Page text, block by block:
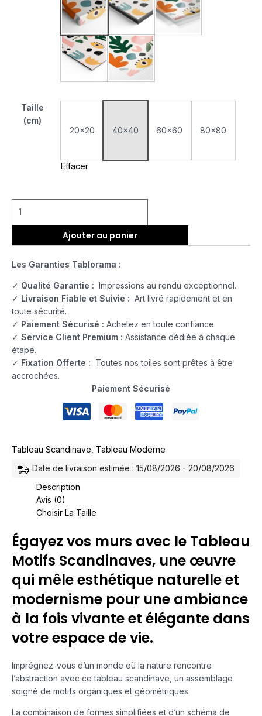
Tableau Monté Sur Châssis
Tableau Cadre Flottant
Tableau Plexiglas
Tableau AluminiumPoster sur Papier Photo
Taille
(cm)
20x20
40x40 60x60 80x80
Effacer
Ajouter au panier
Les Garanties Tablorama :
✓ Qualité Garantie : Impressions au rendu exceptionnel.
✓ Livraison Fiable et Suivie : Art livré rapidement et en
toute sécurité.
✓ Paiement Sécurisé : Achetez en toute confiance.
✓ Service Client Premium : Assistance dédiée à chaque
étape.
✓ Fixation Offerte : Toutes nos toiles sont prêtes à être
accrochées.
Paiement Sécurisé
Tableau Scandinave Tableau Moderne
Date de livraison estimée : 15/08/2026 - 20/08/2026
Description
Avis (0)
Choisir La Taille
Égayez vos murs avec le Tableau
Motifs Scandinaves, une œuvre
qui mêle esthétique naturelle et
modernisme pour une ambiance
à la fois vivante et élégante dans
votre espace de vie.
Imprégnez-vous d’un monde où la nature rencontre
l’abstraction avec ce tableau scandinave, un assemblage
soigné de motifs organiques et géométriques.
La combinaison de formes simplifiées et d’un schéma de